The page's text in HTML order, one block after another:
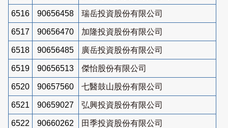
6516 90656458 瑞岳投資股份有限公司
6517 90656470 加隆投資股份有限公司
6518 90656485 廣岳投資股份有限公司
6519 90656513 傑怡股份有限公司
6520 90657560 七醫鼓山股份有限公司
6521 90659027 弘興投資股份有限公司
6522 90660262 田季投資股份有限公司